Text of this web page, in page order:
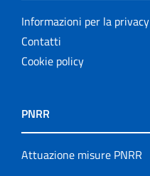
Informazioni per la privacy
Contatti
Cookie policy
PNRR
Attuazione misure PNRR